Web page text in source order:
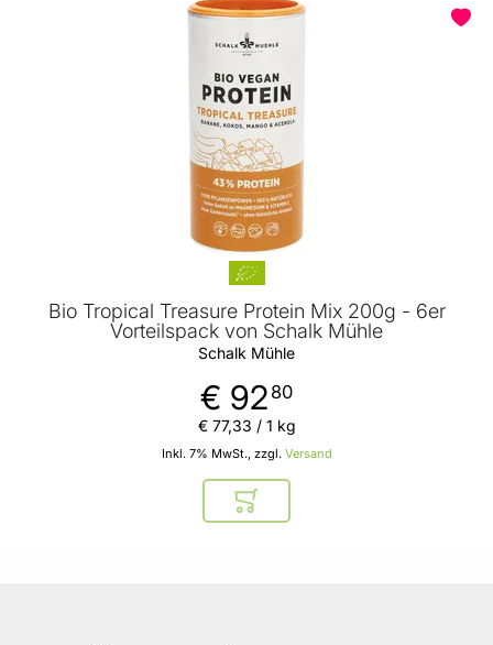
Bio Tropical Treasure Protein Mix 200g - 6er
Vorteilspack von Schalk Mühle
Schalk Mühle
€ 92 80
Inkl. 7% MwSt., zzgl. Versand
€ 77,33 / 1 kg
In den Warenkorb